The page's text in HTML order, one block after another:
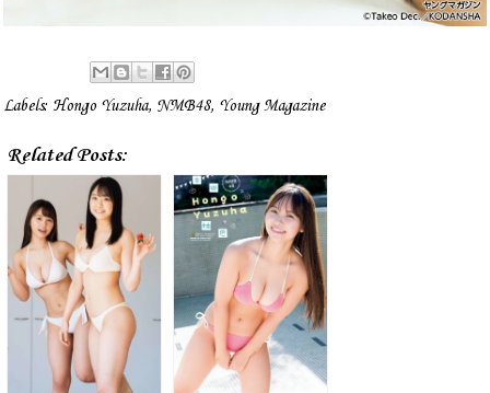
Labels: Hongo Yuzuha, NMB48, Young Magazine
Related Posts: